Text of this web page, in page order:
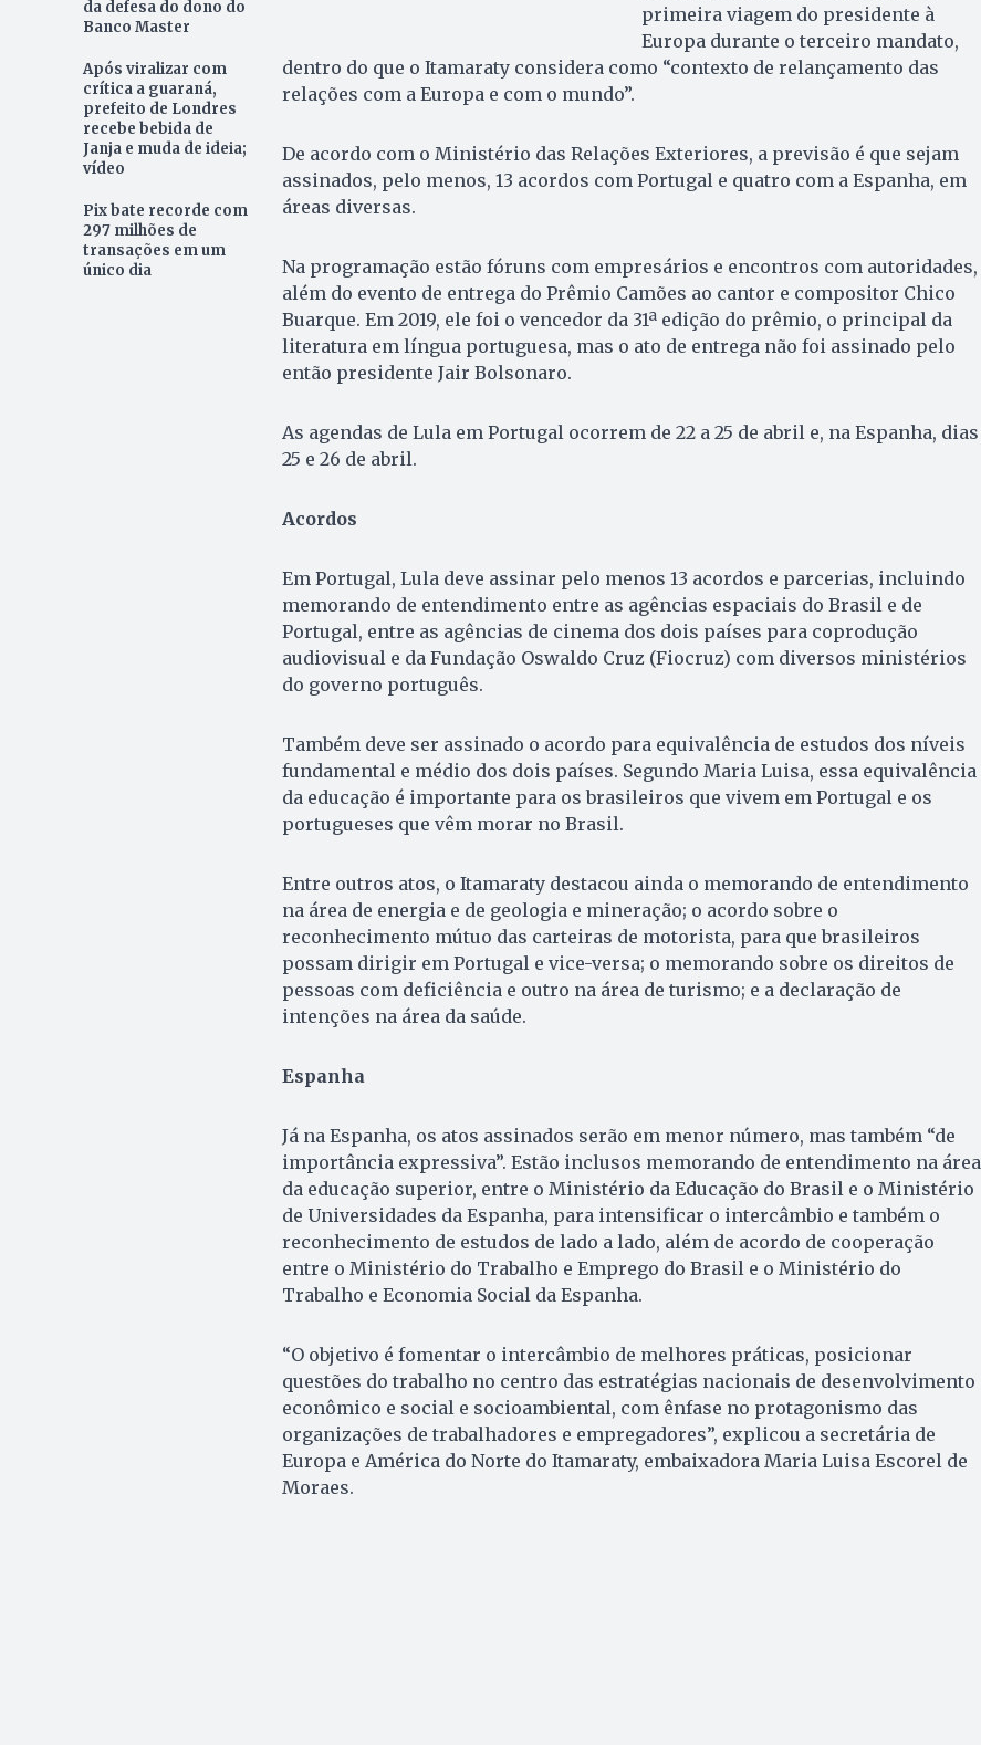
da defesa do dono do
Banco Master
Após viralizar com
crítica a guaraná,
prefeito de Londres
recebe bebida de
Janja e muda de ideia;
vídeo
Pix bate recorde com
297 milhões de
transações em um
único dia
primeira viagem do presidente à
Europa durante o terceiro mandato,
dentro do que o Itamaraty considera como “contexto de relançamento das
relações com a Europa e com o mundo”.
De acordo com o Ministério das Relações Exteriores, a previsão é que sejam
assinados, pelo menos, 13 acordos com Portugal e quatro com a Espanha, em
áreas diversas.
Na programação estão fóruns com empresários e encontros com autoridades,
além do evento de entrega do Prêmio Camões ao cantor e compositor Chico
Buarque. Em 2019, ele foi o vencedor da 31ª edição do prêmio, o principal da
literatura em língua portuguesa, mas o ato de entrega não foi assinado pelo
então presidente Jair Bolsonaro.
As agendas de Lula em Portugal ocorrem de 22 a 25 de abril e, na Espanha, dias
25 e 26 de abril.
Acordos
Em Portugal, Lula deve assinar pelo menos 13 acordos e parcerias, incluindo
memorando de entendimento entre as agências espaciais do Brasil e de
Portugal, entre as agências de cinema dos dois países para coprodução
audiovisual e da Fundação Oswaldo Cruz (Fiocruz) com diversos ministérios
do governo português.
Também deve ser assinado o acordo para equivalência de estudos dos níveis
fundamental e médio dos dois países. Segundo Maria Luisa, essa equivalência
da educação é importante para os brasileiros que vivem em Portugal e os
portugueses que vêm morar no Brasil.
Entre outros atos, o Itamaraty destacou ainda o memorando de entendimento
na área de energia e de geologia e mineração; o acordo sobre o
reconhecimento mútuo das carteiras de motorista, para que brasileiros
possam dirigir em Portugal e vice-versa; o memorando sobre os direitos de
pessoas com deficiência e outro na área de turismo; e a declaração de
intenções na área da saúde.
Espanha
Já na Espanha, os atos assinados serão em menor número, mas também “de
importância expressiva”. Estão inclusos memorando de entendimento na área
da educação superior, entre o Ministério da Educação do Brasil e o Ministério
de Universidades da Espanha, para intensificar o intercâmbio e também o
reconhecimento de estudos de lado a lado, além de acordo de cooperação
entre o Ministério do Trabalho e Emprego do Brasil e o Ministério do
Trabalho e Economia Social da Espanha.
“O objetivo é fomentar o intercâmbio de melhores práticas, posicionar
questões do trabalho no centro das estratégias nacionais de desenvolvimento
econômico e social e socioambiental, com ênfase no protagonismo das
organizações de trabalhadores e empregadores”, explicou a secretária de
Europa e América do Norte do Itamaraty, embaixadora Maria Luisa Escorel de
Moraes.